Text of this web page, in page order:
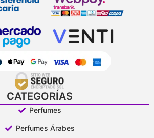
CATEGORÍAS
Perfumes
Perfumes Árabes